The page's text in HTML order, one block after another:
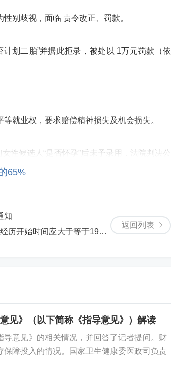
别歧视，面临 责令改正、罚款。
划二胎”并据此拒录，被处以 1万元罚款（依
就业权，要求赔偿精神损失及机会损失。
性候选人“是否怀孕”后未予录用，法院判决公
”
65%
返回列表
知
等于1995年7月.小于等于2014年9月!
见》（以下简称《指导意见》）解读
意见》的相关情况，并回答了记者提问。财
障投入的情况。国家卫生健康委医政司负责